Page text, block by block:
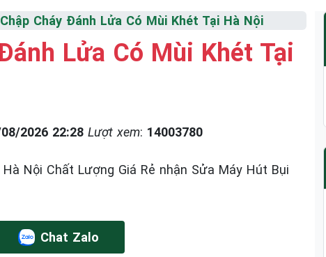
Cháy Đánh Lửa Có Mùi Khét Tại Hà Nội
Lửa Có Mùi Khét Tại
2026 22:28 Lượt xem: 14003780
Nội Chất Lượng Giá Rẻ nhận Sửa Máy Hút Bụi
Chat Zalo